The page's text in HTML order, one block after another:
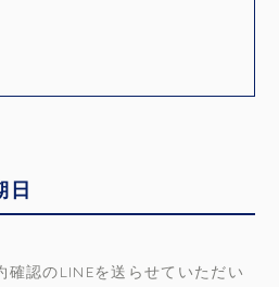
日
確認のLINEを送らせていただい